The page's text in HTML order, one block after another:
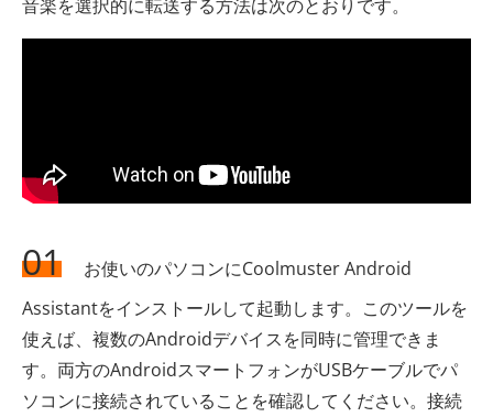
音楽を選択的に転送する方法は次のとおりです。
01
お使いのパソコンにCoolmuster Android
Assistantをインストールして起動します。このツールを
使えば、複数のAndroidデバイスを同時に管理できま
す。両方のAndroidスマートフォンがUSBケーブルでパ
ソコンに接続されていることを確認してください。接続